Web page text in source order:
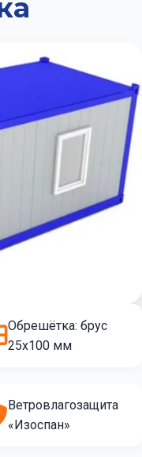
Обрешётка: брус
25х100 мм
Ветровлагозащита
«Изоспан»